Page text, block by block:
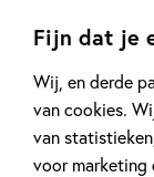
Fijn dat je
Wij, en derde
van cookies.
van
voor marketing
weetjes over
jij ook superfan
Team Dog Man!